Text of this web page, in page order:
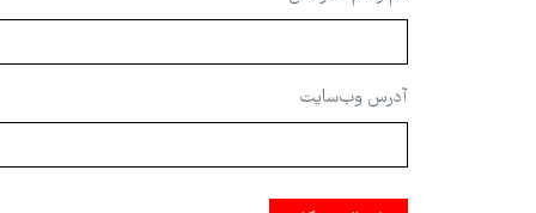
آدرس وب‌سایت